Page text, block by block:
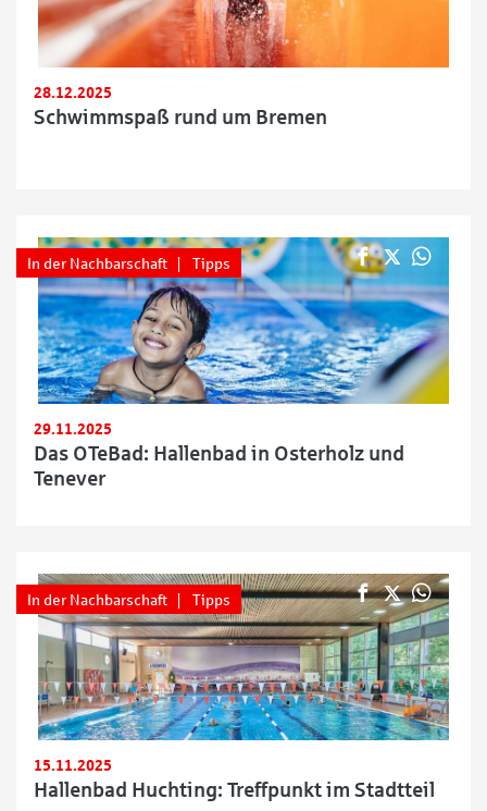
28.12.2025
Schwimmspaß rund um Bremen
In der Nachbarschaft Tipps
29.11.2025
Das OTeBad: Hallenbad in Osterholz und
Tenever
In der Nachbarschaft Tipps
15.11.2025
Hallenbad Huchting: Treffpunkt im Stadtteil